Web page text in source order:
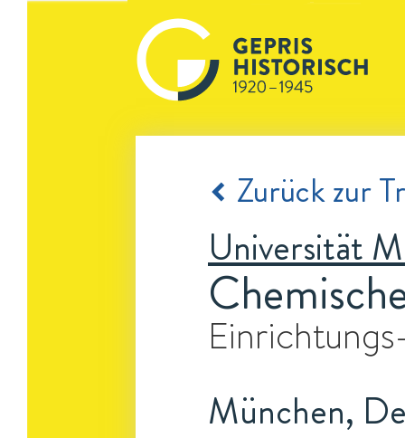
Zurück zur
Universität
München,